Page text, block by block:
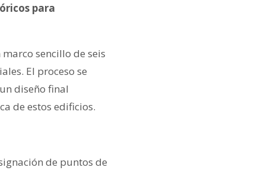
para
marco sencillo de seis
El proceso se
diseño final
de estos edificios.
de puntos de